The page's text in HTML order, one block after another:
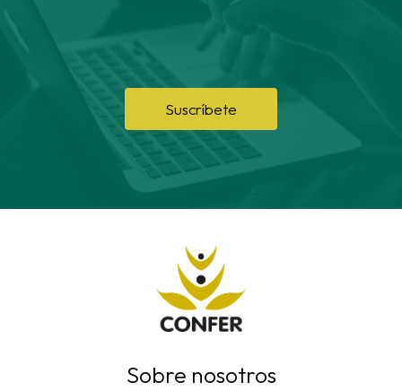
Suscríbete
Sobre nosotros